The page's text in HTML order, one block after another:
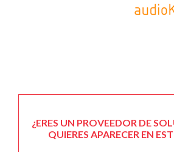
¿ERES UN PROVEEDOR DE
QUIERES APARECER EN